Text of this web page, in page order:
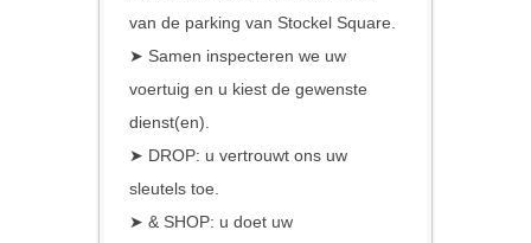
van de parking van Stockel Square.
➤ Samen inspecteren we uw
voertuig en u kiest de gewenste
dienst(en).
➤ DROP: u vertrouwt ons uw
sleutels toe.
➤ & SHOP: u doet uw